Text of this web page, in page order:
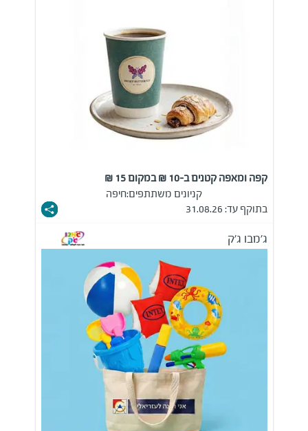
קפה ומאפה קטנים ב-10 ₪ במקום 15 ₪
קניונים משתתפים:חיפה
בתוקף עד: 31.08.26
ג'מבו ג'ק